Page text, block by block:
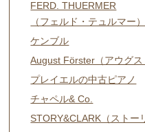
FERD. THUERMER
（フェルド・テュルマー）
ケンブル
August Förster（アウグス
プレイエルの中古ピアノ
チャペル& Co.
STORY&CLARK（ストー